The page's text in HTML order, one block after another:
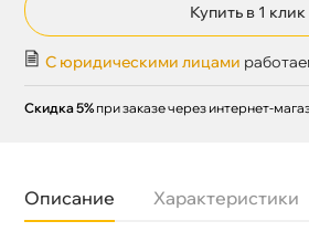
Купить в 1 клик
С юридическими лицами
Скидка 5% при заказе через интернет-
Описание Характеристики